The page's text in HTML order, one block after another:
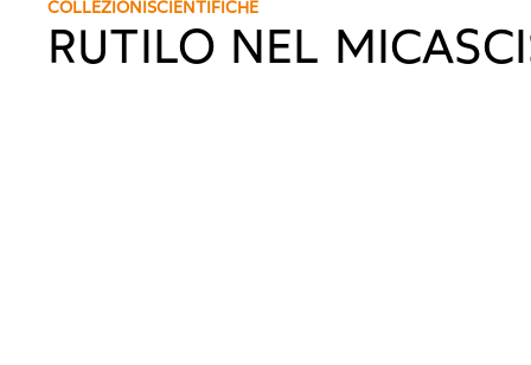
COLLEZIONISCIENTIFICHE
RUTILO NEL